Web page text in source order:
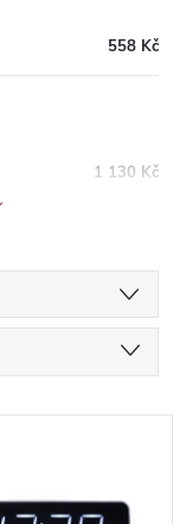
558 Kč
1 130 Kč